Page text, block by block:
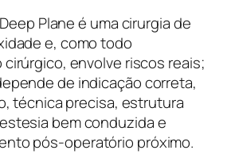
Plane é uma cirurgia de
e, como todo
envolve riscos reais;
de indicação correta,
técnica precisa, estrutura
bem conduzida e
pós-operatório próximo.